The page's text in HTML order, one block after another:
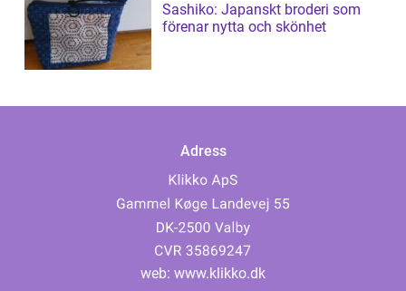
Sashiko: Japanskt broderi som
förenar nytta och skönhet
Adress
web: www.klikko.dk